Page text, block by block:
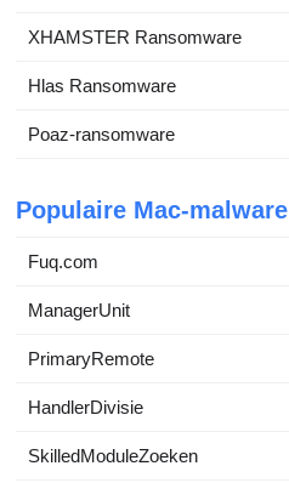
XHAMSTER Ransomware
Hlas Ransomware
Poaz-ransomware
Populaire Mac-malware
Fuq.com
ManagerUnit
PrimaryRemote
HandlerDivisie
SkilledModuleZoeken